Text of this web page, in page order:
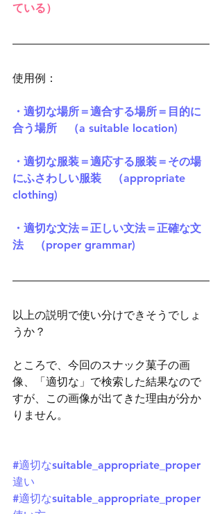
ている）
使用例：
・適切な場所＝適合する場所＝目的に
合う場所　（a suitable location)
・適切な服装＝適応する服装＝その場
にふさわしい服装　（appropriate
clothing)
・適切な文法＝正しい文法＝正確な文
法　（proper grammar)
以上の説明で使い分けできそうでしょ
うか？
ところで、今回のスナック菓子の画
像、「適切な」で検索した結果なので
すが、この画像が出てきた理由が分か
りません。
#適切なsuitable_appropriate_proper
違い
#適切なsuitable_appropriate_proper